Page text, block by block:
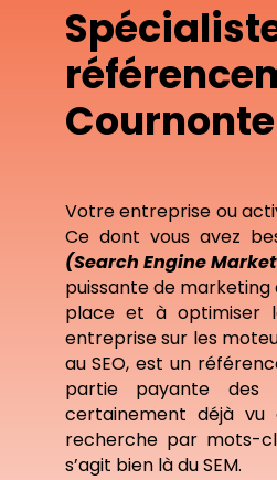
Votre entreprise ou
Ce dont vous avez
(Search Engine
puissante de
place et à optimiser
entreprise sur les
au SEO, est un
partie payante des
certainement déjà vu
recherche par mots-
s’agit bien là du SEM.